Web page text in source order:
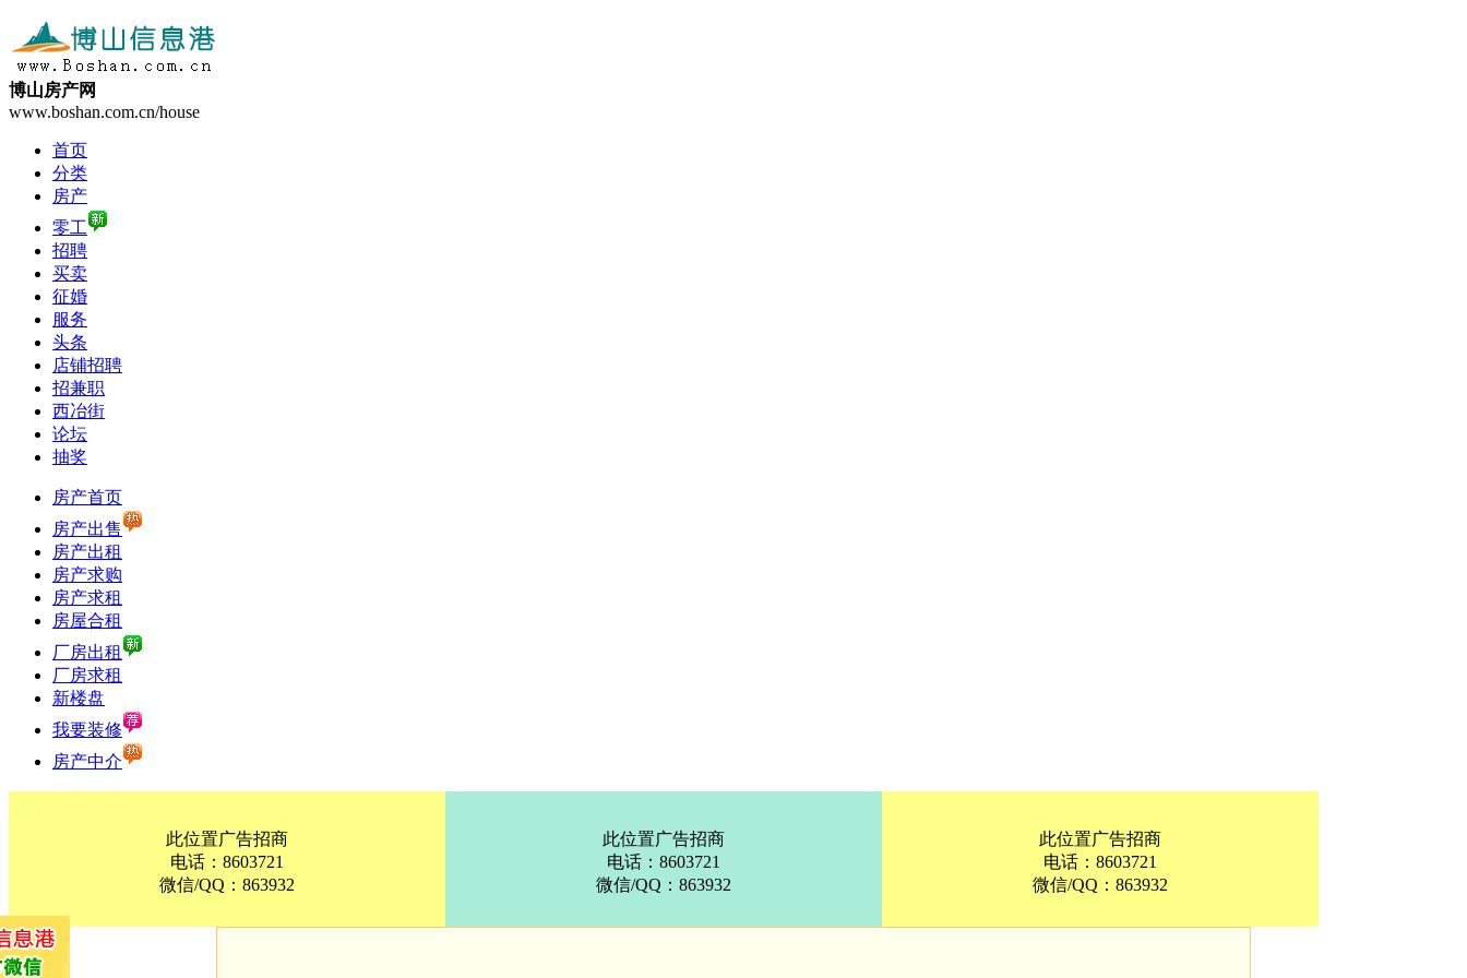
博山房产网
www.boshan.com.cn/house
首页
分类
房产
零工
招聘
买卖
征婚
服务
头条
店铺招聘
招兼职
西冶街
论坛
抽奖
房产首页
房产出售
房产出租
房产求购
房产求租
房屋合租
厂房出租
厂房求租
新楼盘
我要装修
房产中介
此位置广告招商
电话：8603721
微信/QQ：863932
此位置广告招商
电话：8603721
微信/QQ：863932
此位置广告招商
电话：8603721
微信/QQ：863932